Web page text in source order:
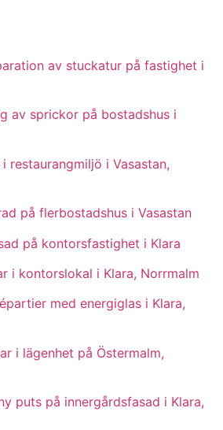
av stuckatur på fastighet i
av sprickor på bostadshus i
restaurangmiljö i Vasastan,
på flerbostadshus i Vasastan
på kontorsfastighet i Klara
i kontorslokal i Klara, Norrmalm
med energiglas i Klara,
i lägenhet på Östermalm,
puts på innergårdsfasad i Klara,